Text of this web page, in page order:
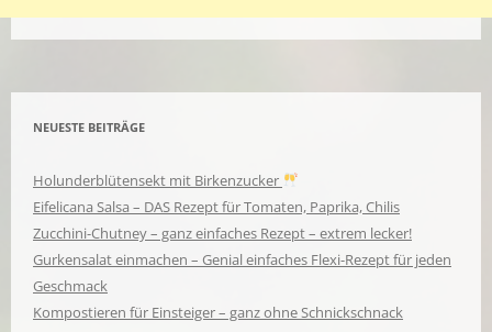
NEUESTE BEITRÄGE
Holunderblütensekt mit Birkenzucker
Eifelicana Salsa – DAS Rezept für Tomaten, Paprika, Chilis
Zucchini-Chutney – ganz einfaches Rezept – extrem lecker!
Gurkensalat einmachen – Genial einfaches Flexi-Rezept für jeden
Geschmack
Kompostieren für Einsteiger – ganz ohne Schnickschnack